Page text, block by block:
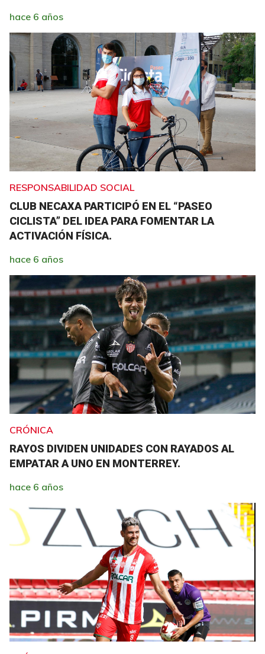
hace 6 años
RESPONSABILIDAD SOCIAL
CLUB NECAXA PARTICIPÓ EN EL “PASEO
CICLISTA” DEL IDEA PARA FOMENTAR LA
ACTIVACIÓN FÍSICA.
hace 6 años
CRÓNICA
RAYOS DIVIDEN UNIDADES CON RAYADOS AL
EMPATAR A UNO EN MONTERREY.
hace 6 años